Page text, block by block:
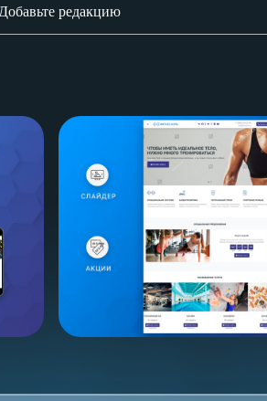
Добавьте редакцию